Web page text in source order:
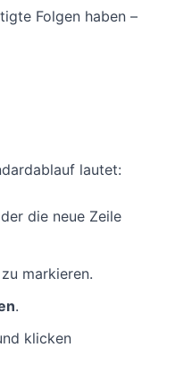
Folgen haben –
lautet:
die neue Zeile
markieren.
.
klicken